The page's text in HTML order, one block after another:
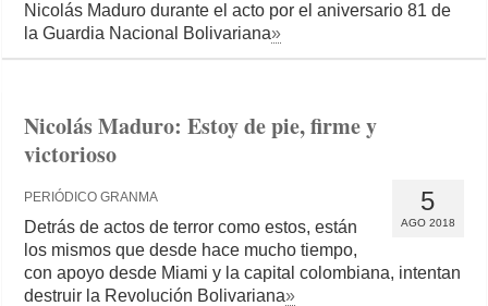
Nicolás Maduro durante el acto por el aniversario 81 de
la Guardia Nacional Bolivariana»
Nicolás Maduro: Estoy de pie, firme y
victorioso
5
AGO 2018
PERIÓDICO GRANMA
Detrás de actos de terror como estos, están
los mismos que desde hace mucho tiempo,
con apoyo desde Miami y la capital colombiana, intentan
destruir la Revolución Bolivariana»